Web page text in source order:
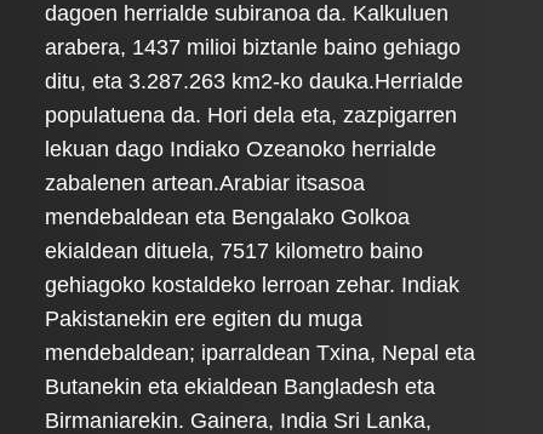
dagoen herrialde subiranoa da. Kalkuluen
arabera, 1437 milioi biztanle baino gehiago
ditu, eta 3.287.263 km2-ko dauka.Herrialde
populatuena da. Hori dela eta, zazpigarren
lekuan dago Indiako Ozeanoko herrialde
zabalenen artean.Arabiar itsasoa
mendebaldean eta Bengalako Golkoa
ekialdean dituela, 7517 kilometro baino
gehiagoko kostaldeko lerroan zehar. Indiak
Pakistanekin ere egiten du muga
mendebaldean; iparraldean Txina, Nepal eta
Butanekin eta ekialdean Bangladesh eta
Birmaniarekin. Gainera, India Sri Lanka,